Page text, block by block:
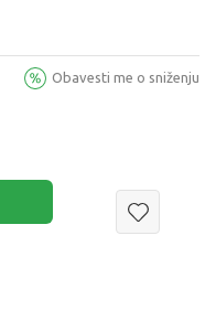
Obavesti me o sniženju